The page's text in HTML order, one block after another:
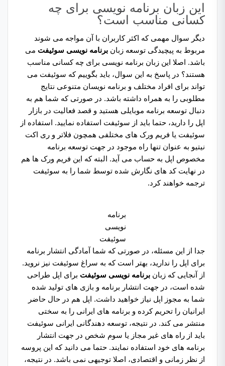
این زبان برنامه نویسی برای چه
کسانی مناسب است؟
دیگر سوال مهمی که اکثر کاربران با آن مواجه می شوند
مربوط به پیچیدگی توسعه زبان برنامه نویسی سوئیفت می
باشد. اصلا این زبان برنامه نویسی برای چه کسانی مناسب
هستند؟ در پاسخ به این سوال، باید بگوییم که سوئیفت می
تواند برای افراد مختلف و برنامه نویسان متنوعی نتایج
مطلوبی را به همراه داشته باشد. در صورتی که شما هم به
دنبال توسعه برنامه موبایلی هستید و قصد فعالیت در بازار
اپل را دارید، حتما باید از سوئیفت استفاده نمایید. استفاده از
سوئیفت یا فریم ورک های مختلفی همچون فلاتر و ری اکت
نیتیو به عنوان تنها راه موجود در جهت توسعه برنامه
مخصوص اپل به حساب می آید. البته که این فریم ورک ها هم
در نهایت کد های نگارش شده توسط شما را به سوئیفت
ترجمه خواهند کرد.
برنامه
نویسی
سوئیفت
جدا از این مسئله، در صورتی که شما آمادگی انتشار برنامه
برای اپل را ندارید، بهتر است که به سراغ سوئیفت نیز نروید.
از آنجایی که زبان برنامه نویسی سوئیفت برای اپل طراحی
شده است، در جهت انتشار برنامه و بازی های تولید شده
شما به مجوز اپل نیاز خواهید داشت. اپل هم در حال حاضر
ایرانیان را تحریم کرده و برنامه های ایرانی را به سختی
منتشر می کند. در نتیجه، توسعه دهندگانی ایرانی سوئیفت
باید از راه های غیر مجاز یا سوم شخص در جهت انتشار
برنامه های خود استفاده نمایند. حتما می دانید که این پروسه
از نظر زمانی و اقتصادی، اصلا توجیهی نمی باشد. در نتیجه،